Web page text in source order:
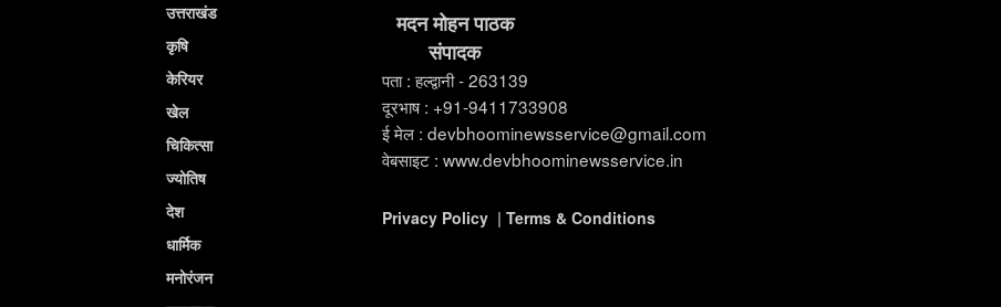
उत्तराखंड
कृषि
केरियर
खेल
चिकित्सा
ज्योतिष
देश
धार्मिक
मनोरंजन
मदन मोहन पाठक
संपादक
पता : हल्द्वानी - 263139
दूरभाष : +91-9411733908
ई मेल : devbhoominewsservice@gmail.com
वेबसाइट : www.devbhoominewsservice.in
Privacy Policy| Terms & Conditions